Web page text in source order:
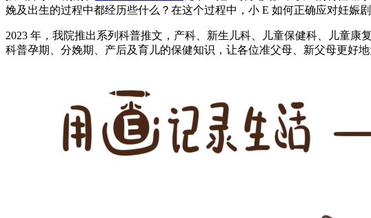
娩及出生的过程中都经历些什么？在这个过程中，小 E 如何正确应对妊娠
2023 年，我院推出系列科普推文，产科、新生儿科、儿童保健科、儿童
科普孕期、分娩期、产后及育儿的保健知识，让各位准父母、新父母更好